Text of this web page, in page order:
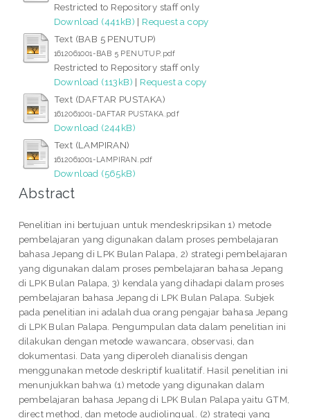
Restricted to Repository staff only
Download (441kB) | Request a copy
Text (BAB 5 PENUTUP)
1612061001-BAB 5 PENUTUP.pdf
Restricted to Repository staff only
Download (113kB) | Request a copy
Text (DAFTAR PUSTAKA)
1612061001-DAFTAR PUSTAKA.pdf
Download (244kB)
Text (LAMPIRAN)
1612061001-LAMPIRAN.pdf
Download (565kB)
Abstract
Penelitian ini bertujuan untuk mendeskripsikan 1) metode
pembelajaran yang digunakan dalam proses pembelajaran
bahasa Jepang di LPK Bulan Palapa, 2) strategi pembelajaran
yang digunakan dalam proses pembelajaran bahasa Jepang
di LPK Bulan Palapa, 3) kendala yang dihadapi dalam proses
pembelajaran bahasa Jepang di LPK Bulan Palapa. Subjek
pada penelitian ini adalah dua orang pengajar bahasa Jepang
di LPK Bulan Palapa. Pengumpulan data dalam penelitian ini
dilakukan dengan metode wawancara, observasi, dan
dokumentasi. Data yang diperoleh dianalisis dengan
menggunakan metode deskriptif kualitatif. Hasil penelitian ini
menunjukkan bahwa (1) metode yang digunakan dalam
pembelajaran bahasa Jepang di LPK Bulan Palapa yaitu GTM,
direct method, dan metode audiolingual. (2) strategi yang